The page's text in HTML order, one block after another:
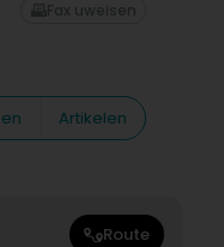
Fax uweisen
Artikelen
Route